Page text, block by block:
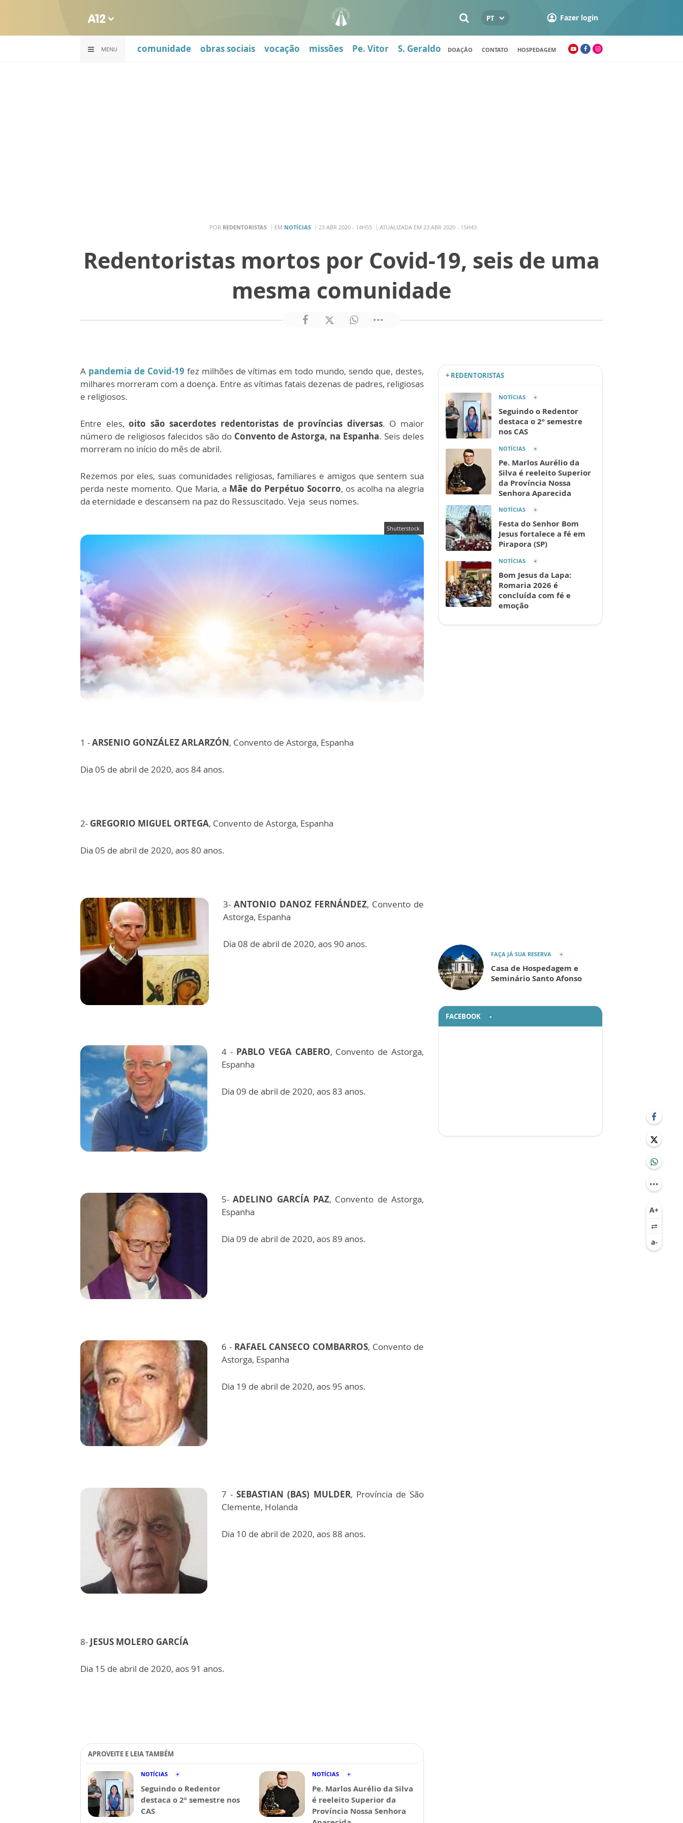
PT Fazer login
MENU comunidade obras sociais vocação missões Pe. Vitor S. Geraldo DOAÇÃO CONTATO HOSPEDAGEM
POR REDENTORISTAS EM NOTÍCIAS 23 ABR 2020 - 14H55 ATUALIZADA EM 23 ABR 2020 - 15H43
Redentoristas mortos por Covid-19, seis de uma
mesma comunidade
A pandemia de Covid-19 fez milhões de vítimas em todo mundo, sendo que, destes,
milhares morreram com a doença. Entre as vítimas fatais dezenas de padres, religiosas
e religiosos.
Entre eles, oito são sacerdotes redentoristas de províncias diversas. O maior
número de religiosos falecidos são do Convento de Astorga, na Espanha. Seis deles
morreram no início do mês de abril.
Rezemos por eles, suas comunidades religiosas, familiares e amigos que sentem sua
perda neste momento. Que Maria, a Mãe do Perpétuo Socorro, os acolha na alegria
da eternidade e descansem na paz do Ressuscitado. Veja seus nomes.
Shutterstock.
1 -ARSENIO GONZÁLEZ ARLARZÓN, Convento de Astorga, Espanha
Dia 05 de abril de 2020, aos 84 anos.
2- GREGORIO MIGUEL ORTEGA, Convento de Astorga, Espanha
Dia 05 de abril de 2020, aos 80 anos.
3- ANTONIO DANOZ FERNÁNDEZ, Convento de
Astorga, Espanha
Dia 08 de abril de 2020, aos 90 anos.
4 - PABLO VEGA CABERO, Convento de Astorga,
Espanha
Dia 09 de abril de 2020, aos 83 anos.
5-ADELINO GARCÍA PAZ, Convento de Astorga,
Espanha
Dia 09 de abril de 2020, aos 89 anos.
6 - RAFAEL CANSECO COMBARROS, Convento de
Astorga, Espanha
Dia 19 de abril de 2020, aos 95 anos.
7 -SEBASTIAN (BAS) MULDER, Província de São
Clemente, Holanda
Dia 10 de abril de 2020, aos 88 anos.
8- JESUS MOLERO GARCÍA
Dia 15 de abril de 2020, aos 91 anos.
APROVEITE E LEIA TAMBÉM
NOTÍCIAS
Seguindo o Redentor
destaca o 2º semestre nos
CAS
NOTÍCIAS
Pe. Marlos Aurélio da Silva
é reeleito Superior da
Província Nossa Senhora
FAÇA JÁ SUA RESERVA
Casa de Hospedagem e
Seminário Santo Afonso
+ REDENTORISTAS
NOTÍCIAS
Seguindo o Redentor
destaca o 2º semestre
nos CAS
NOTÍCIAS
Pe. Marlos Aurélio da
Silva é reeleito Superior
da Província Nossa
Senhora Aparecida
NOTÍCIAS
Festa do Senhor Bom
Jesus fortalece a fé em
Pirapora (SP)
NOTÍCIAS
Bom Jesus da Lapa:
Romaria 2026 é
concluída com fé e
emoção
FACEBOOK